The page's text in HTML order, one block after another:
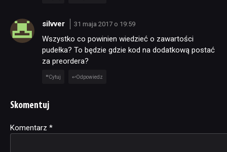
silvver 31 maja 2017 o 19:59
Wszystko co powinien wiedzieć o zawartości
pudełka? To będzie gdzie kod na dodatkową postać
za preordera?
Cytuj Odpowiedz
Skomentuj
Komentarz *
Alternative: